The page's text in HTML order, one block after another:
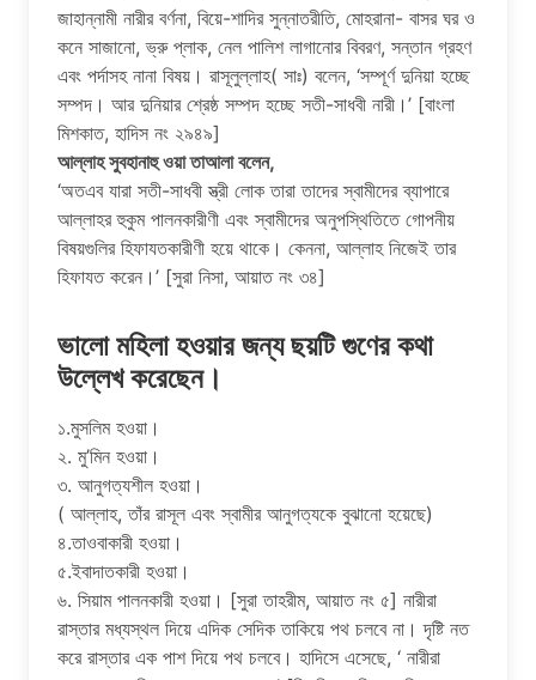
জাহান্নামী নারীর বর্ণনা, বিয়ে-শাদির সুন্নাতরীতি, মোহরানা- বাসর ঘর ও
কনে সাজানো, ভ্রু প্লাক, নেল পালিশ লাগানোর বিবরণ, সন্তান গ্রহণ
এবং পর্দাসহ নানা বিষয়। রাসূলুল্লাহ( সাঃ) বলেন, ‘সম্পূর্ণ দুনিয়া হচ্ছে
সম্পদ। আর দুনিয়ার শ্রেষ্ঠ সম্পদ হচ্ছে সতী-সাধবী নারী।’ [বাংলা
মিশকাত, হাদিস নং ২৯৪৯]
আল্লাহ সুবহানাহু ওয়া তাআলা বলেন,
‘অতএব যারা সতী-সাধবী স্ত্রী লোক তারা তাদের স্বামীদের ব্যাপারে
আল্লাহর হুকুম পালনকারীণী এবং স্বামীদের অনুপস্থিতিতে গোপনীয়
বিষয়গুলির হিফাযতকারীণী হয়ে থাকে। কেননা, আল্লাহ নিজেই তার
হিফাযত করেন।’ [সুরা নিসা, আয়াত নং ৩৪]
ভালো মহিলা হওয়ার জন্য ছয়টি গুণের কথা
উল্লেখ করেছেন।
১.মুসলিম হওয়া।
২. মু’মিন হওয়া।
৩. আনুগত্যশীল হওয়া।
( আল্লাহ, তাঁর রাসূল এবং স্বামীর আনুগত্যকে বুঝানো হয়েছে)
৪.তাওবাকারী হওয়া।
৫.ইবাদাতকারী হওয়া।
৬. সিয়াম পালনকারী হওয়া। [সুরা তাহরীম, আয়াত নং ৫] নারীরা
রাস্তার মধ্যস্থল দিয়ে এদিক সেদিক তাকিয়ে পথ চলবে না। দৃষ্টি নত
করে রাস্তার এক পাশ দিয়ে পথ চলবে। হাদিসে এসেছে, ‘ নারীরা